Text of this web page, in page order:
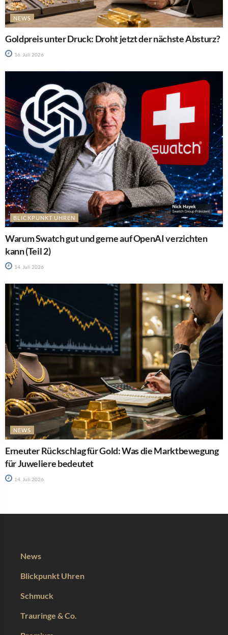
NEWS
Goldpreis unter Druck: Droht jetzt der nächste Absturz?
16. Juli 2026
BLICKPUNKT UHREN
Warum Swatch gut und gerne auf OpenAI verzichten
kann (Teil 2)
14. Juli 2026
NEWS
Erneuter Rückschlag für Gold: Was die Marktbewegung
für Juweliere bedeutet
14. Juli 2026
News
Blickpunkt Uhren
Schmuck
Trauringe & Co.